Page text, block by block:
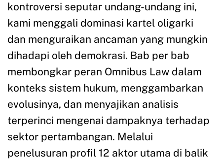
kontroversi seputar undang-undang ini,
kami menggali dominasi kartel oligarki
dan menguraikan ancaman yang mungkin
dihadapi oleh demokrasi. Bab per bab
membongkar peran Omnibus Law dalam
konteks sistem hukum, menggambarkan
evolusinya, dan menyajikan analisis
terperinci mengenai dampaknya terhadap
sektor pertambangan. Melalui
penelusuran profil 12 aktor utama di balik